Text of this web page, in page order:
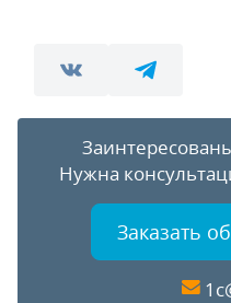
Нужна
Заказать